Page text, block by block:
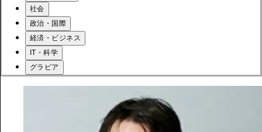
社会
政治・国際
経済・ビジネス
IT・科学
グラビア